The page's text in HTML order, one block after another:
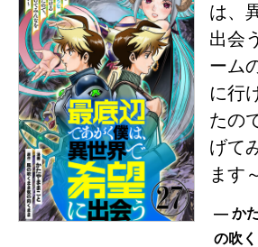
は、
出会
ーム
に行
たの
げて
ます
— か
の吹